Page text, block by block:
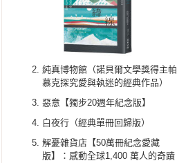
純真博物館（諾貝爾文學獎得主帕
慕克探究愛與執迷的經典作品）
惡意【獨步20週年紀念版】
白夜行（經典單冊回歸版）
解憂雜貨店【50萬冊紀念愛藏
版】：感動全球1,400 萬人的奇蹟